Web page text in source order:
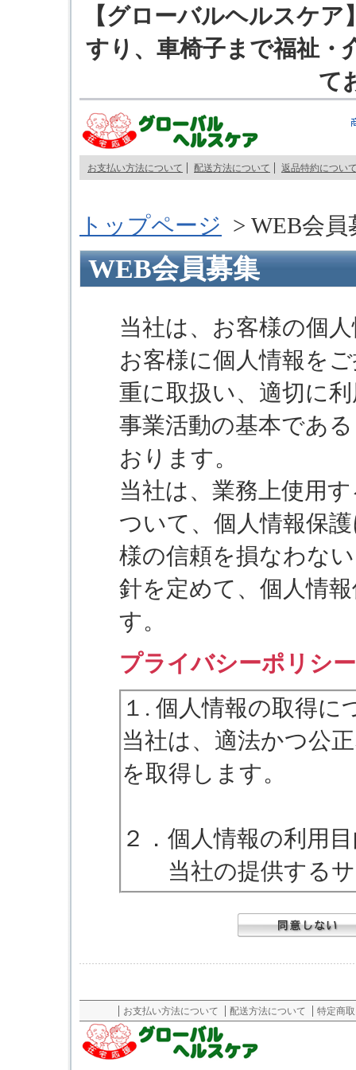
【グローバルヘルスケ
すり、車椅子まで福祉・
て
お支払い方法について 配送方法について 返品特約につい
トップページ > WEB会員
WEB会員募集
当社は、お客様の個
お客様に個人情報を
重に取扱い、適切に
事業活動の基本であ
おります。
当社は、業務上使用
ついて、個人情報保
様の信頼を損なわな
針を定めて、個人情
す。
プライバシーポリシー
１. 個人情報の取得に
当社は、適法かつ公
を取得します。
２．個人情報の利用
当社の提供するサ
の為に利用させてい
がお申込みのサービ
必要な範囲内で利用
また、個人情報を
お支払い方法について 配送方法について 特定商